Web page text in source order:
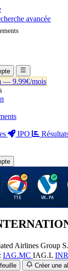
avancée
— 9.99€/mois
IPO
T
TTE
V
VK.PA
Airlines Group
IAG.MC IAG.L
Créer une